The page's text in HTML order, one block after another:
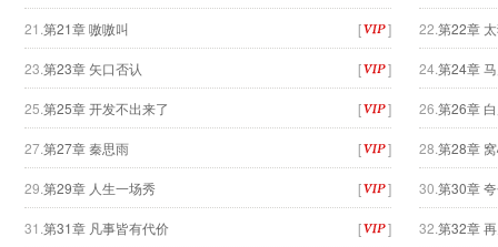
21. 第21章 嗷嗷叫 [ ] 22. 第22章
23. 第23章 矢口否认 [ ] 24. 第24章
25. 第25章 开发不出来了 [ ] 26. 第26章
27.第27章 秦思雨 [ ] 28. 第28章
29. 第29章 人生一场秀 [ ] 30. 第30章
31. 第31章 凡事皆有代价 [ ] 32. 第32章